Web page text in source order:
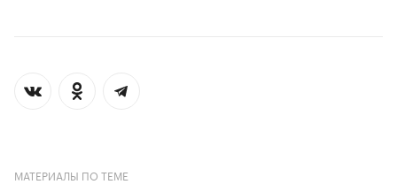
МАТЕРИАЛЫ ПО ТЕМЕ